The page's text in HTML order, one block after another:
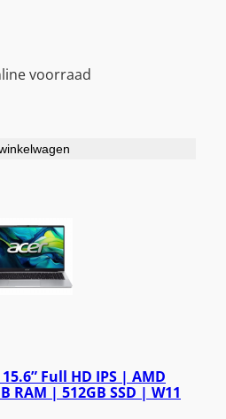
voorraad
Full HD IPS | AMD
RAM | 512GB SSD | W11